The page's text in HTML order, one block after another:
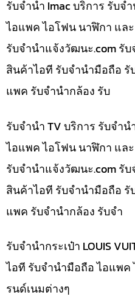
รับจำนำ Imac บริการ รับ
ไอแพค ไอโฟน นาฬิกา แล
รับจํานําแจ้งวัฒนะ.com รับ
สินค้าไอที รับจำนำมือถือ
แพค รับจำนำกล้อง รับ
รับจำนำ TV บริการ รับจำ
ไอแพค ไอโฟน นาฬิกา แล
รับจํานําแจ้งวัฒนะ.com รั
สินค้าไอที รับจำนำมือถือ
แพค รับจำนำกล้อง รับจำ
รับจำนำกระเป๋า LOUIS
ไอที รับจำนำมือถือ ไอแพ
รนด์เนมต่างๆ